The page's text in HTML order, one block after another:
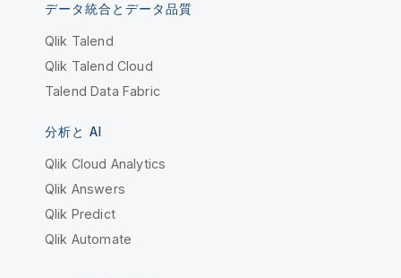
データ統合とデータ品質
Qlik Talend
Qlik Talend Cloud
Talend Data Fabric
分析と AI
Qlik Cloud Analytics
Qlik Answers
Qlik Predict
Qlik Automate